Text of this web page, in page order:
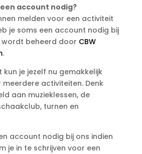
account nodig?
melden voor een activiteit
je soms een account nodig bij
wordt beheerd door CBW
.
je jezelf nu gemakkelijk
activiteiten. Denk
aan muzieklessen, de
turnen en
account nodig bij ons indien
je in te schrijven voor een